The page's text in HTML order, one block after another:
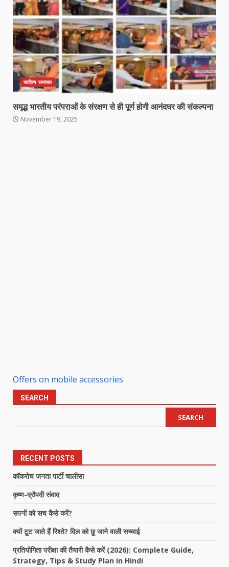
साहित्य समाचार
समृद्ध भारतीय परंपराओं के संरक्षण से ही पूर्ण होगी आनंदघर की संकल्पना
November 19, 2025
Offers on mobile accessories
SEARCH
SEARCH
RECENT POSTS
कॉकरोच जनता पार्टी चालीसा
कृष्ण-द्रौपदी संवाद
सपनों को सच कैसे करें?
क्यों टूट जाते हैं रिश्ते? दिल को छू जाने वाली सच्चाई
प्रतियोगिता परीक्षा की तैयारी कैसे करें (2026): Complete Guide,
Strategy, Tips & Study Plan in Hindi